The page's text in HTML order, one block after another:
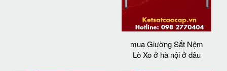
mua Giường Sắt Nệm
Lò Xo ở hà nội ở đâu